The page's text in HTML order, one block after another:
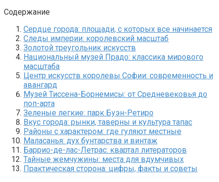
Содержание
Сердце города: площади, с которых все начинается
Следы империи: королевский масштаб
Золотой треугольник искусств
Национальный музей Прадо: классика мирового
масштаба
Центр искусств королевы Софии: современность и
авангард
Музей Тиссена-Борнемисы: от Средневековья до
поп-арта
Зеленые легкие: парк Буэн-Ретиро
Вкус города: рынки, таверны и культура тапас
Районы с характером: где гуляют местные
Маласанья: дух бунтарства и винтаж
Баррио-де-лас-Летрас: квартал литераторов
Тайные жемчужины: места для вдумчивых
Практическая сторона: цифры, факты и советы